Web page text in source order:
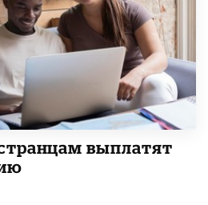
выплатят